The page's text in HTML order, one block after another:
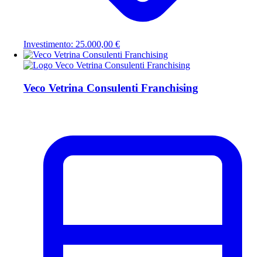
Investimento: 25.000,00 €
Veco Vetrina Consulenti Franchising